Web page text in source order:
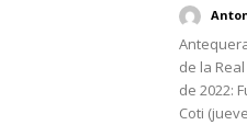
de la
de 2022:
Coti